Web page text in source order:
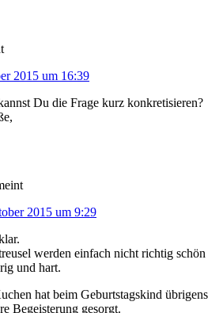
2015 um 16:39
Du die Frage kurz konkretisieren?
2015 um 9:29
werden einfach nicht richtig schön
und hart.
hat beim Geburtstagskind übrigens
Begeisterung gesorgt.